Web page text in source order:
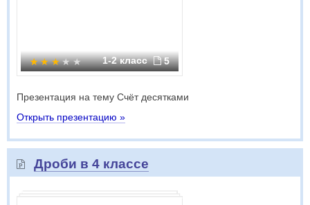
1-2 класс 5
Презентация на тему Счёт десятками
Открыть презентацию »
Дроби в 4 классе